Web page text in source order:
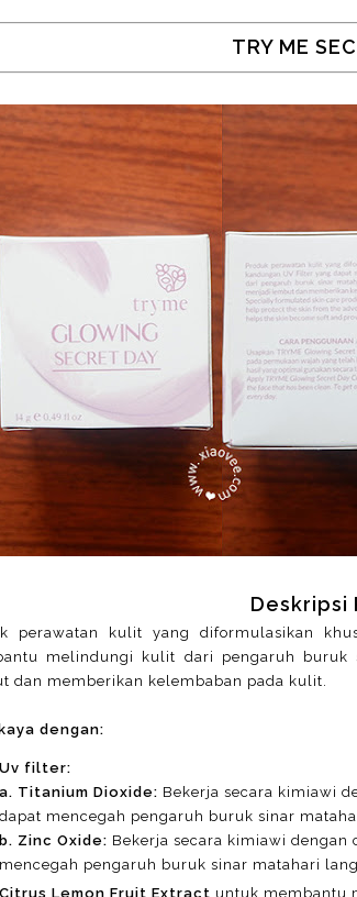
TRY ME
Deskripsi
perawatan kulit yang diformulasikan
melindungi kulit dari pengaruh
dan memberikan kelembaban pada kulit.
dengan:
Uv filter:
a. Titanium Dioxide: Bekerja secara kimiawi
dapat mencegah pengaruh buruk sinar
b. Zinc Oxide: Bekerja secara kimiawi
mencegah pengaruh buruk sinar matahari
Citrus Lemon Fruit Extract untuk membantu